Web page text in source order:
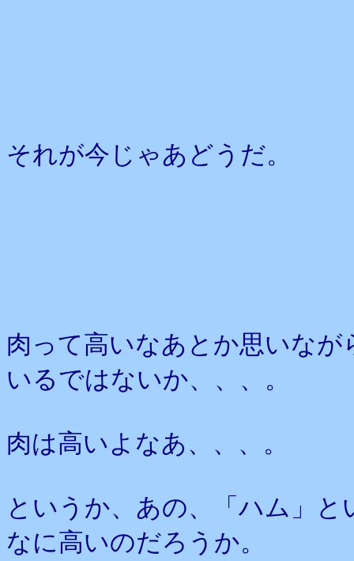
それが今じゃあどうだ。
肉って高いなあとか思いな
いるではないか、、、。
肉は高いよなあ、、、。
というか、あの、「ハム」
なに高いのだろうか。